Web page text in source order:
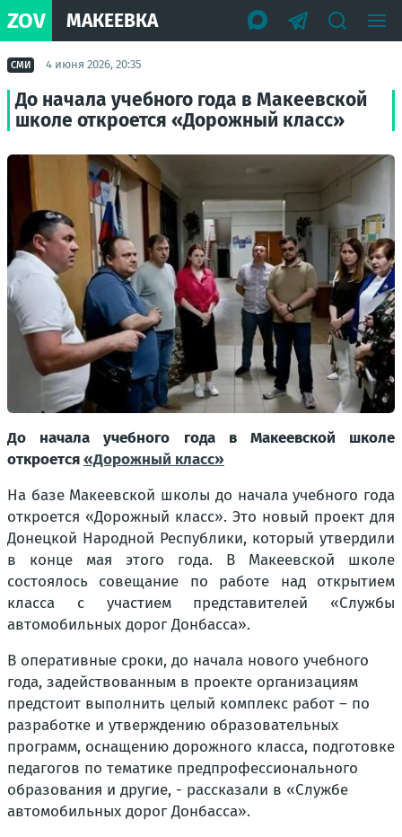
ZOV МАКЕЕВКА
СМИ 4 июня 2026, 20:35
До начала учебного года в Макеевской
школе откроется «Дорожный класс»
До начала учебного года в Макеевской школе
откроется«Дорожный класс»
На базе Макеевской школы до начала учебного года
откроется «Дорожный класс». Это новый проект для
Донецкой Народной Республики, который утвердили
в конце мая этого года. В Макеевской школе
состоялось совещание по работе над открытием
класса с участием представителей «Службы
автомобильных дорог Донбасса».
В оперативные сроки, до начала нового учебного
года, задействованным в проекте организациям
предстоит выполнить целый комплекс работ – по
разработке и утверждению образовательных
программ, оснащению дорожного класса, подготовке
педагогов по тематике предпрофессионального
образования и другие, - рассказали в «Службе
автомобильных дорог Донбасса».